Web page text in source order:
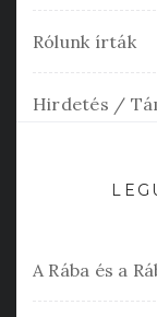
Rólunk írták
Hirdetés /
A Rába és a